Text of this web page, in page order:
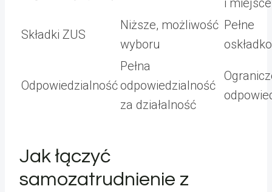
i miejsce
Składki ZUS
Niższe, możliwość
wyboru
Pełne
Odpowiedzialność
Pełna
odpowiedzialność
za działalność
Jak łączyć
samozatrudnienie z